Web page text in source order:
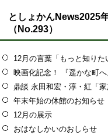
としょかんNews2025
（No.293）
12月の言葉「もっと知りた
映画化記念！ 『遥かな町
鼎談 永田和宏・淳・紅「
年末年始の休館のお知らせ
12月の展示
おはなしかいのおしらせ